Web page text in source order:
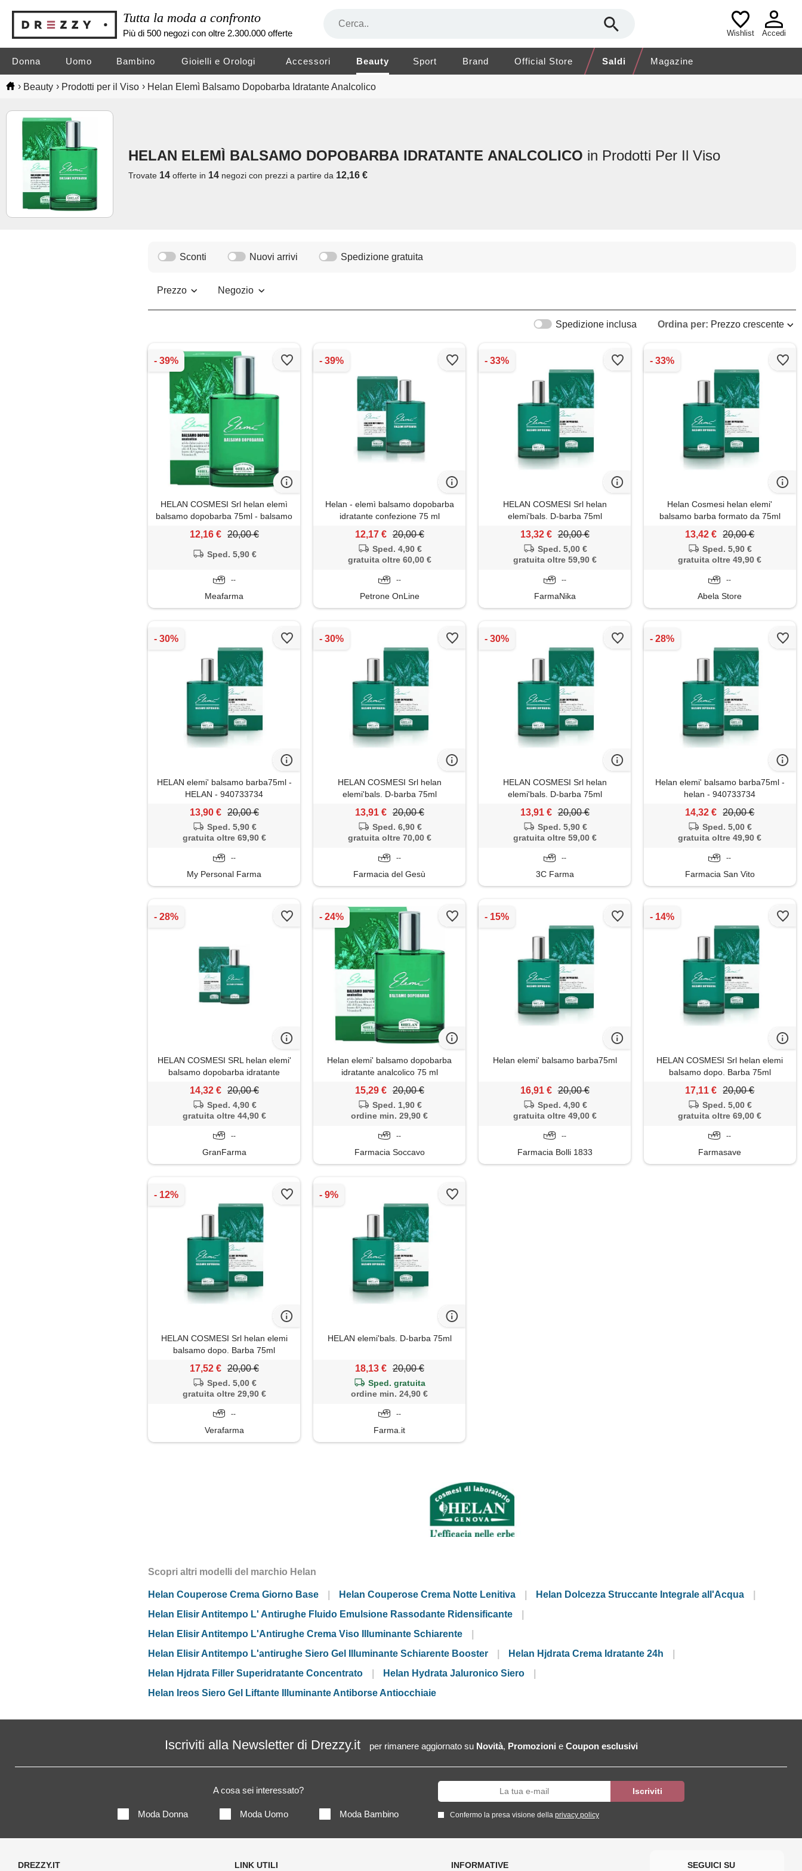
Tutta la moda a confronto
Più di 500 negozi con oltre 2.300.000 offerte Wishlist Accedi
Donna Uomo Bambino Gioielli e Orologi Accessori Beauty Sport Brand Official Store Saldi Magazine
› Beauty › Prodotti per il Viso › Helan Elemì Balsamo Dopobarba Idratante Analcolico
HELAN ELEMÌ BALSAMO DOPOBARBA IDRATANTE ANALCOLICO in Prodotti Per Il Viso
Trovate 14 offerte in 14 negozi con prezzi a partire da 12,16 €
Sconti Nuovi arrivi Spedizione gratuita
Prezzo Negozio
Ordina per: Prezzo crescente
Spedizione inclusa
HELAN COSMESI Srl helan elemì
balsamo dopobarba 75ml - balsamo
dopobarba idratante
12,16 € 20,00 €
Sped. 5,90 €
--
Meafarma
Helan - elemì balsamo dopobarba
idratante confezione 75 ml
12,17 € 20,00 €
Sped. 4,90 €
gratuita oltre 60,00 €
--
Petrone OnLine
HELAN COSMESI Srl helan
elemi'bals. D-barba 75ml
13,32 € 20,00 €
Sped. 5,00 €
gratuita oltre 59,90 €
--
FarmaNika
Helan Cosmesi helan elemi'
balsamo barba formato da 75ml
13,42 € 20,00 €
Sped. 5,90 €
gratuita oltre 49,90 €
--
Abela Store
HELAN elemi' balsamo barba75ml -
HELAN - 940733734
13,90 € 20,00 €
Sped. 5,90 €
gratuita oltre 69,90 €
--
My Personal Farma
HELAN COSMESI Srl helan
elemi'bals. D-barba 75ml
13,91 € 20,00 €
Sped. 6,90 €
gratuita oltre 70,00 €
--
Farmacia del Gesù
HELAN COSMESI Srl helan
elemi'bals. D-barba 75ml
13,91 € 20,00 €
Sped. 5,90 €
gratuita oltre 59,00 €
--
3C Farma
Helan elemi' balsamo barba75ml -
helan - 940733734
14,32 € 20,00 €
Sped. 5,00 €
gratuita oltre 49,90 €
--
Farmacia San Vito
HELAN COSMESI SRL helan elemi'
balsamo dopobarba idratante
14,32 € 20,00 €
Sped. 4,90 €
gratuita oltre 44,90 €
--
GranFarma
Helan elemi' balsamo dopobarba
idratante analcolico 75 ml
15,29 € 20,00 €
Sped. 1,90 €
ordine min. 29,90 €
--
Farmacia Soccavo
Helan elemi' balsamo barba75ml
16,91 € 20,00 €
Sped. 4,90 €
gratuita oltre 49,00 €
--
Farmacia Bolli 1833
HELAN COSMESI Srl helan elemi
balsamo dopo. Barba 75ml
17,11 € 20,00 €
Sped. 5,00 €
gratuita oltre 69,00 €
--
Farmasave
HELAN COSMESI Srl helan elemi
balsamo dopo. Barba 75ml
17,52 € 20,00 €
Sped. 5,00 €
gratuita oltre 29,90 €
--
Verafarma
HELAN elemi'bals. D-barba 75ml
18,13 € 20,00 €
Sped. gratuita
ordine min. 24,90 €
--
Farma.it
Scopri altri modelli del marchio Helan
Helan Couperose Crema Giorno Base Helan Couperose Crema Notte Lenitiva
Helan Dolcezza Struccante Integrale all'Acqua
Helan Elisir Antitempo L' Antirughe Fluido Emulsione Rassodante Ridensificante
Helan Elisir Antitempo L'Antirughe Crema Viso Illuminante Schiarente
Helan Elisir Antitempo L'antirughe Siero Gel Illuminante Schiarente Booster
Helan Hjdrata Crema Idratante 24h
Helan Hjdrata Filler Superidratante Concentrato
Helan Hydrata Jaluronico Siero
Helan Ireos Siero Gel Liftante Illuminante Antiborse Antiocchiaie
Iscriviti alla Newsletter di Drezzy.it per rimanere aggiornato su Novità, Promozioni e Coupon esclusivi
A cosa sei interessato?
Moda Donna Moda Uomo Moda Bambino Confermo la presa visione della privacy policy